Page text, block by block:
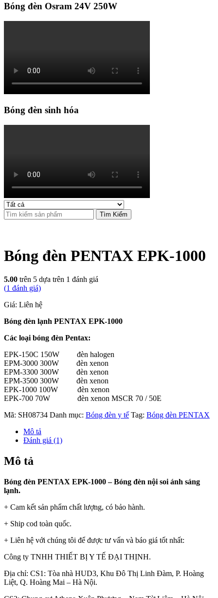
Bóng đèn Osram 24V 250W
Bóng đèn sinh hóa
Tìm Kiếm
Bóng đèn PENTAX EPK-1000
5.00 trên 5 dựa trên 1 đánh giá
(1 đánh giá)
Giá: Liên hệ
Bóng đèn lạnh PENTAX EPK-1000
Các loại bóng đèn Pentax:
EPK-150C 150W đèn halogen
EPM-3000 300W đèn xenon
EPM-3300 300W đèn xenon
EPM-3500 300W đèn xenon
EPK-1000 100W đèn xenon
EPK-700 70W đèn xenon MSCR 70 / 50E
Mã: SH08734 Danh mục: Bóng đèn y tế Tag: Bóng đèn PENTAX
Mô tả
Đánh giá (1)
Mô tả
Bóng đèn PENTAX EPK-1000 – Bóng đèn nội soi ánh sáng
lạnh.
+ Cam kết sản phẩm chất lượng, có bảo hành.
+ Ship cod toàn quốc.
+ Liên hệ với chúng tôi để được tư vấn và báo giá tốt nhất:
Công ty TNHH THIẾT BỊ Y TẾ ĐẠI THỊNH.
Địa chỉ: CS1: Tòa nhà HUD3, Khu Đô Thị Linh Đàm, P. Hoàng
Liệt, Q. Hoàng Mai – Hà Nội.